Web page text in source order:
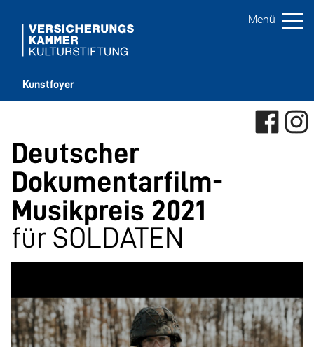
Kunstfoyer
Deutscher
Dokumentarfilm-
Musikpreis 2021
für SOLDATEN